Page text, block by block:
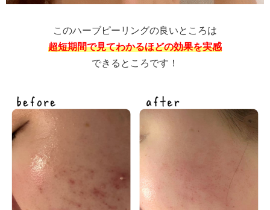
このハーブピーリングの良いところは
超短期間で見てわかるほどの効果を実感
できるところです！